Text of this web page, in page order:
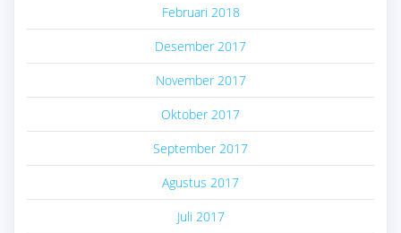
Februari 2018
Desember 2017
November 2017
Oktober 2017
September 2017
Agustus 2017
Juli 2017